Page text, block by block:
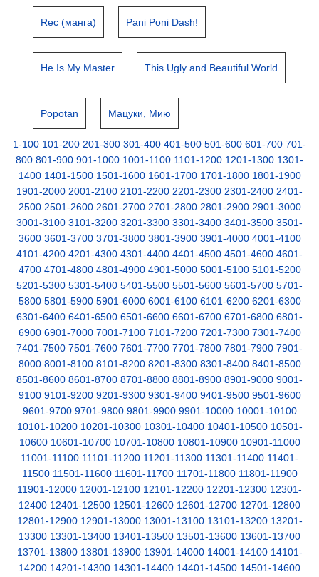
Rec (манга) Pani Poni Dash!
He Is My Master This Ugly and Beautiful World
Popotan Мацуки, Мию
1-100 101-200 201-300 301-400 401-500 501-600 601-700 701-
800 801-900 901-1000 1001-1100 1101-1200 1201-1300 1301-
1400 1401-1500 1501-1600 1601-1700 1701-1800 1801-1900
1901-2000 2001-2100 2101-2200 2201-2300 2301-2400 2401-
2500 2501-2600 2601-2700 2701-2800 2801-2900 2901-3000
3001-3100 3101-3200 3201-3300 3301-3400 3401-3500 3501-
3600 3601-3700 3701-3800 3801-3900 3901-4000 4001-4100
4101-4200 4201-4300 4301-4400 4401-4500 4501-4600 4601-
4700 4701-4800 4801-4900 4901-5000 5001-5100 5101-5200
5201-5300 5301-5400 5401-5500 5501-5600 5601-5700 5701-
5800 5801-5900 5901-6000 6001-6100 6101-6200 6201-6300
6301-6400 6401-6500 6501-6600 6601-6700 6701-6800 6801-
6900 6901-7000 7001-7100 7101-7200 7201-7300 7301-7400
7401-7500 7501-7600 7601-7700 7701-7800 7801-7900 7901-
8000 8001-8100 8101-8200 8201-8300 8301-8400 8401-8500
8501-8600 8601-8700 8701-8800 8801-8900 8901-9000 9001-
9100 9101-9200 9201-9300 9301-9400 9401-9500 9501-9600
9601-9700 9701-9800 9801-9900 9901-10000 10001-10100
10101-10200 10201-10300 10301-10400 10401-10500 10501-
10600 10601-10700 10701-10800 10801-10900 10901-11000
11001-11100 11101-11200 11201-11300 11301-11400 11401-
11500 11501-11600 11601-11700 11701-11800 11801-11900
11901-12000 12001-12100 12101-12200 12201-12300 12301-
12400 12401-12500 12501-12600 12601-12700 12701-12800
12801-12900 12901-13000 13001-13100 13101-13200 13201-
13300 13301-13400 13401-13500 13501-13600 13601-13700
13701-13800 13801-13900 13901-14000 14001-14100 14101-
14200 14201-14300 14301-14400 14401-14500 14501-14600